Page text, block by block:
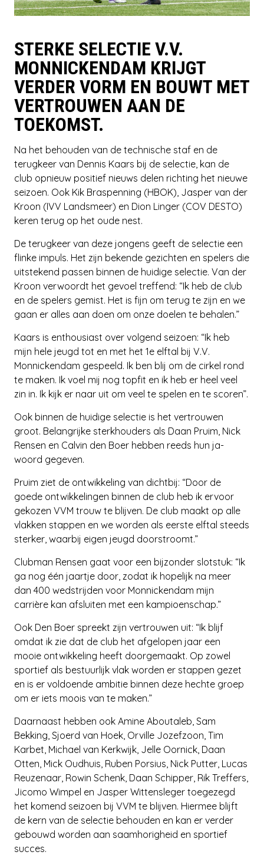
STERKE SELECTIE V.V.
MONNICKENDAM KRIJGT
VERDER VORM EN BOUWT MET
VERTROUWEN AAN DE
TOEKOMST.
Na het behouden van de technische staf en de
terugkeer van Dennis Kaars bij de selectie, kan de
club opnieuw positief nieuws delen richting het nieuwe
seizoen. Ook Kik Braspenning (HBOK), Jasper van der
Kroon (IVV Landsmeer) en Dion Linger (COV DESTO)
keren terug op het oude nest.
De terugkeer van deze jongens geeft de selectie een
flinke impuls. Het zijn bekende gezichten en spelers die
uitstekend passen binnen de huidige selectie. Van der
Kroon verwoordt het gevoel treffend: “Ik heb de club
en de spelers gemist. Het is fijn om terug te zijn en we
gaan er alles aan doen om onze doelen te behalen.”
Kaars is enthousiast over volgend seizoen: “Ik heb
mijn hele jeugd tot en met het 1e elftal bij V.V.
Monnickendam gespeeld. Ik ben blij om de cirkel rond
te maken. Ik voel mij nog topfit en ik heb er heel veel
zin in. Ik kijk er naar uit om veel te spelen en te scoren”.
Ook binnen de huidige selectie is het vertrouwen
groot. Belangrijke sterkhouders als Daan Pruim, Nick
Rensen en Calvin den Boer hebben reeds hun ja-
woord gegeven.
Pruim ziet de ontwikkeling van dichtbij: “Door de
goede ontwikkelingen binnen de club heb ik ervoor
gekozen VVM trouw te blijven. De club maakt op alle
vlakken stappen en we worden als eerste elftal steeds
sterker, waarbij eigen jeugd doorstroomt.”
Clubman Rensen gaat voor een bijzonder slotstuk: “Ik
ga nog één jaartje door, zodat ik hopelijk na meer
dan 400 wedstrijden voor Monnickendam mijn
carrière kan afsluiten met een kampioenschap.”
Ook Den Boer spreekt zijn vertrouwen uit: “Ik blijf
omdat ik zie dat de club het afgelopen jaar een
mooie ontwikkeling heeft doorgemaakt. Op zowel
sportief als bestuurlijk vlak worden er stappen gezet
en is er voldoende ambitie binnen deze hechte groep
om er iets moois van te maken.”
Daarnaast hebben ook Amine Aboutaleb, Sam
Bekking, Sjoerd van Hoek, Orville Jozefzoon, Tim
Karbet, Michael van Kerkwijk, Jelle Oornick, Daan
Otten, Mick Oudhuis, Ruben Porsius, Nick Putter, Lucas
Reuzenaar, Rowin Schenk, Daan Schipper, Rik Treffers,
Jicomo Wimpel en Jasper Wittensleger toegezegd
het komend seizoen bij VVM te blijven. Hiermee blijft
de kern van de selectie behouden en kan er verder
gebouwd worden aan saamhorigheid en sportief
succes.